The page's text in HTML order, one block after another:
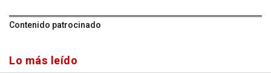
Contenido patrocinado
Lo más leído